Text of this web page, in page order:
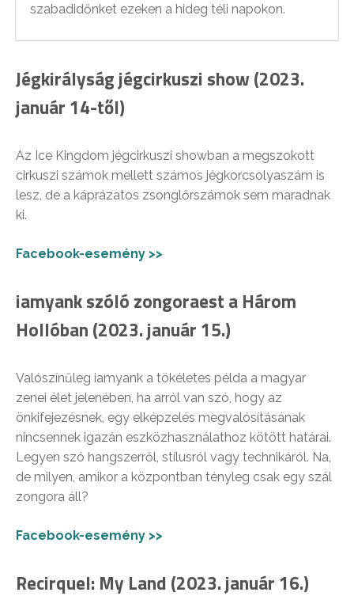
szabadidőnket ezeken a hideg téli napokon.
Jégkirályság jégcirkuszi show (2023.
január 14-től)
Az Ice Kingdom jégcirkuszi showban a megszokott
cirkuszi számok mellett számos jégkorcsolyaszám is
lesz, de a káprázatos zsonglőrszámok sem maradnak
ki.
Facebook-esemény >>
iamyank szóló zongoraest a Három
Hollóban (2023. január 15.)
Valószínűleg iamyank a tökéletes példa a magyar
zenei élet jelenében, ha arról van szó, hogy az
önkifejezésnek, egy elképzelés megvalósításának
nincsennek igazán eszközhasználathoz kötött határai.
Legyen szó hangszerről, stílusról vagy technikáról. Na,
de milyen, amikor a központban tényleg csak egy szál
zongora áll?
Facebook-esemény >>
Recirquel: My Land (2023. január 16.)